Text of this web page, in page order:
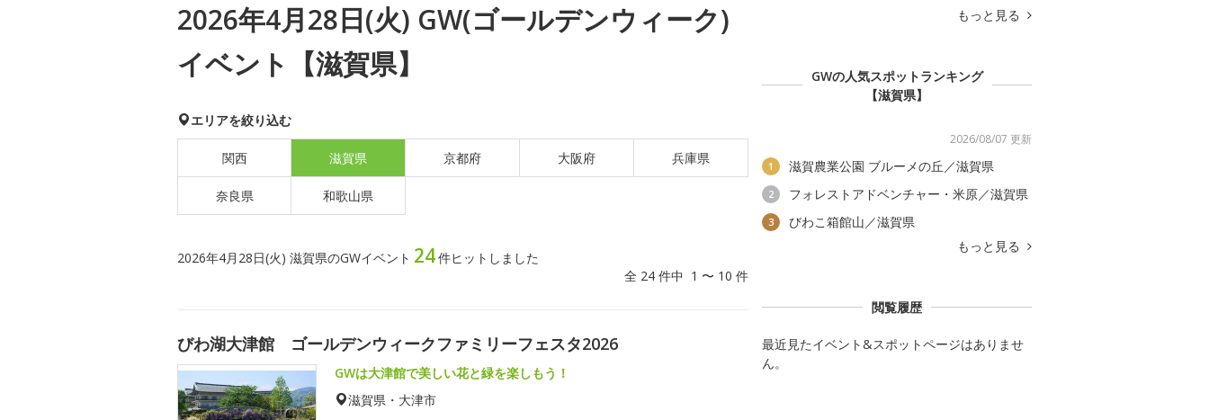
2026年4月28日(火) GW(ゴールデンウィーク)
イベント【滋賀県】
エリアを絞り込む
関西 滋賀県 京都府 大阪府 兵庫県
奈良県 和歌山県
2026年4月28日(火) 滋賀県のGWイベント 24件ヒットしました
全 24 件中 1 〜 10 件
びわ湖大津館 ゴールデンウィークファミリーフェスタ2026
GWは大津館で美しい花と緑を楽しもう！
滋賀県・大津市
もっと見る
GWの人気スポットランキング
【滋賀県】
2026/08/07 更新
1 滋賀農業公園 ブルーメの丘／滋賀県
2 フォレストアドベンチャー・米原／滋賀県
3
びわこ箱館山／滋賀県
もっと見る
閲覧履歴
最近見たイベント&スポットページはありませ
ん。